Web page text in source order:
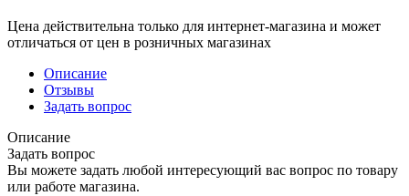
Цена действительна только для интернет-магазина и может
отличаться от цен в розничных магазинах
Описание
Отзывы
Задать вопрос
Описание
Задать вопрос
Вы можете задать любой интересующий вас вопрос по товару
или работе магазина.